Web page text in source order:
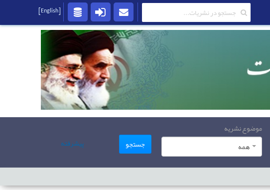
موضوع نشریه
همه
جستجو پیشرفته
[English]